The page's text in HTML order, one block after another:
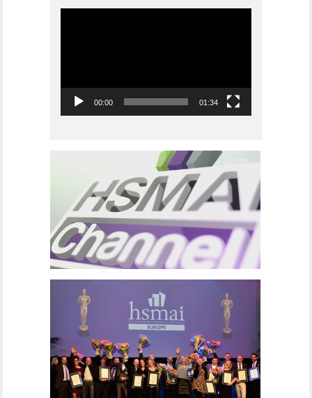
00:00 01:34